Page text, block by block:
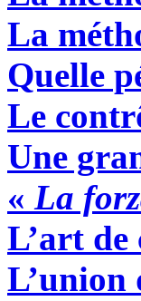
La
Quelle
Le
Une
« La
L’art de
L’union